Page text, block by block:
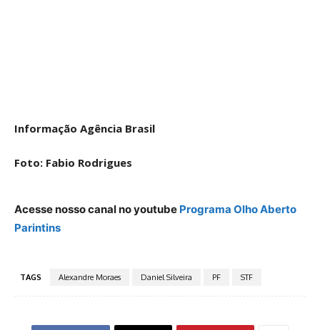
Informação Agência Brasil
Foto: Fabio Rodrigues
Acesse nosso canal no youtube Programa Olho Aberto
Parintins
TAGS Alexandre Moraes Daniel Silveira PF STF